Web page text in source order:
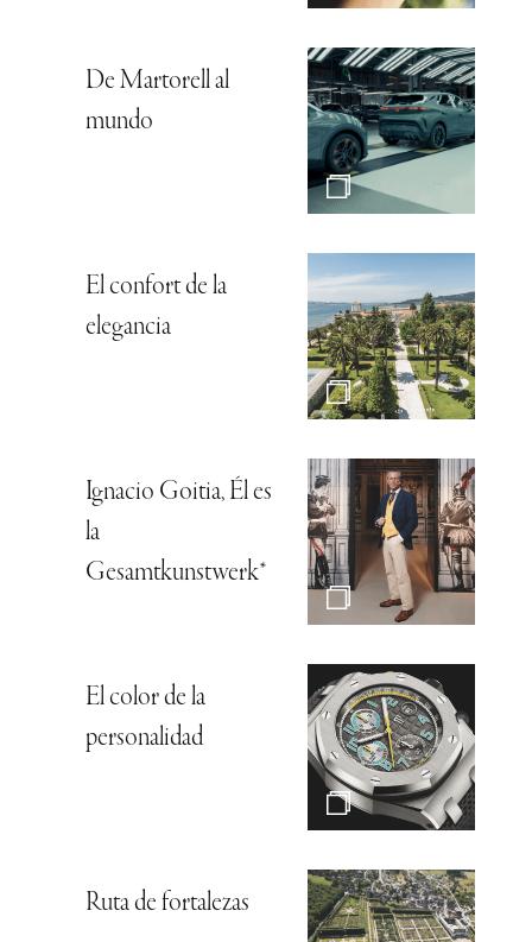
De Martorell al
mundo
El confort de la
elegancia
Ignacio Goitia, Él es
la
Gesamtkunstwerk*
El color de la
personalidad
Ruta de fortalezas